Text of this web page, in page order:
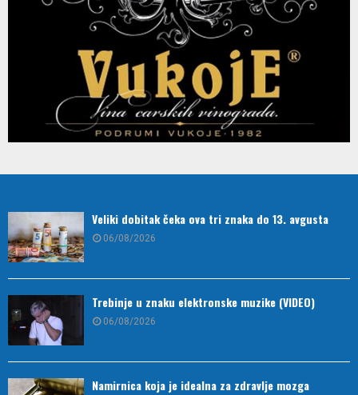
Veliki dobitak čeka ova tri znaka do 13. avgusta
06/08/2026
Trebinje u znaku elektronske muzike (VIDEO)
06/08/2026
Namirnica koja je idealna za zdravlje mozga